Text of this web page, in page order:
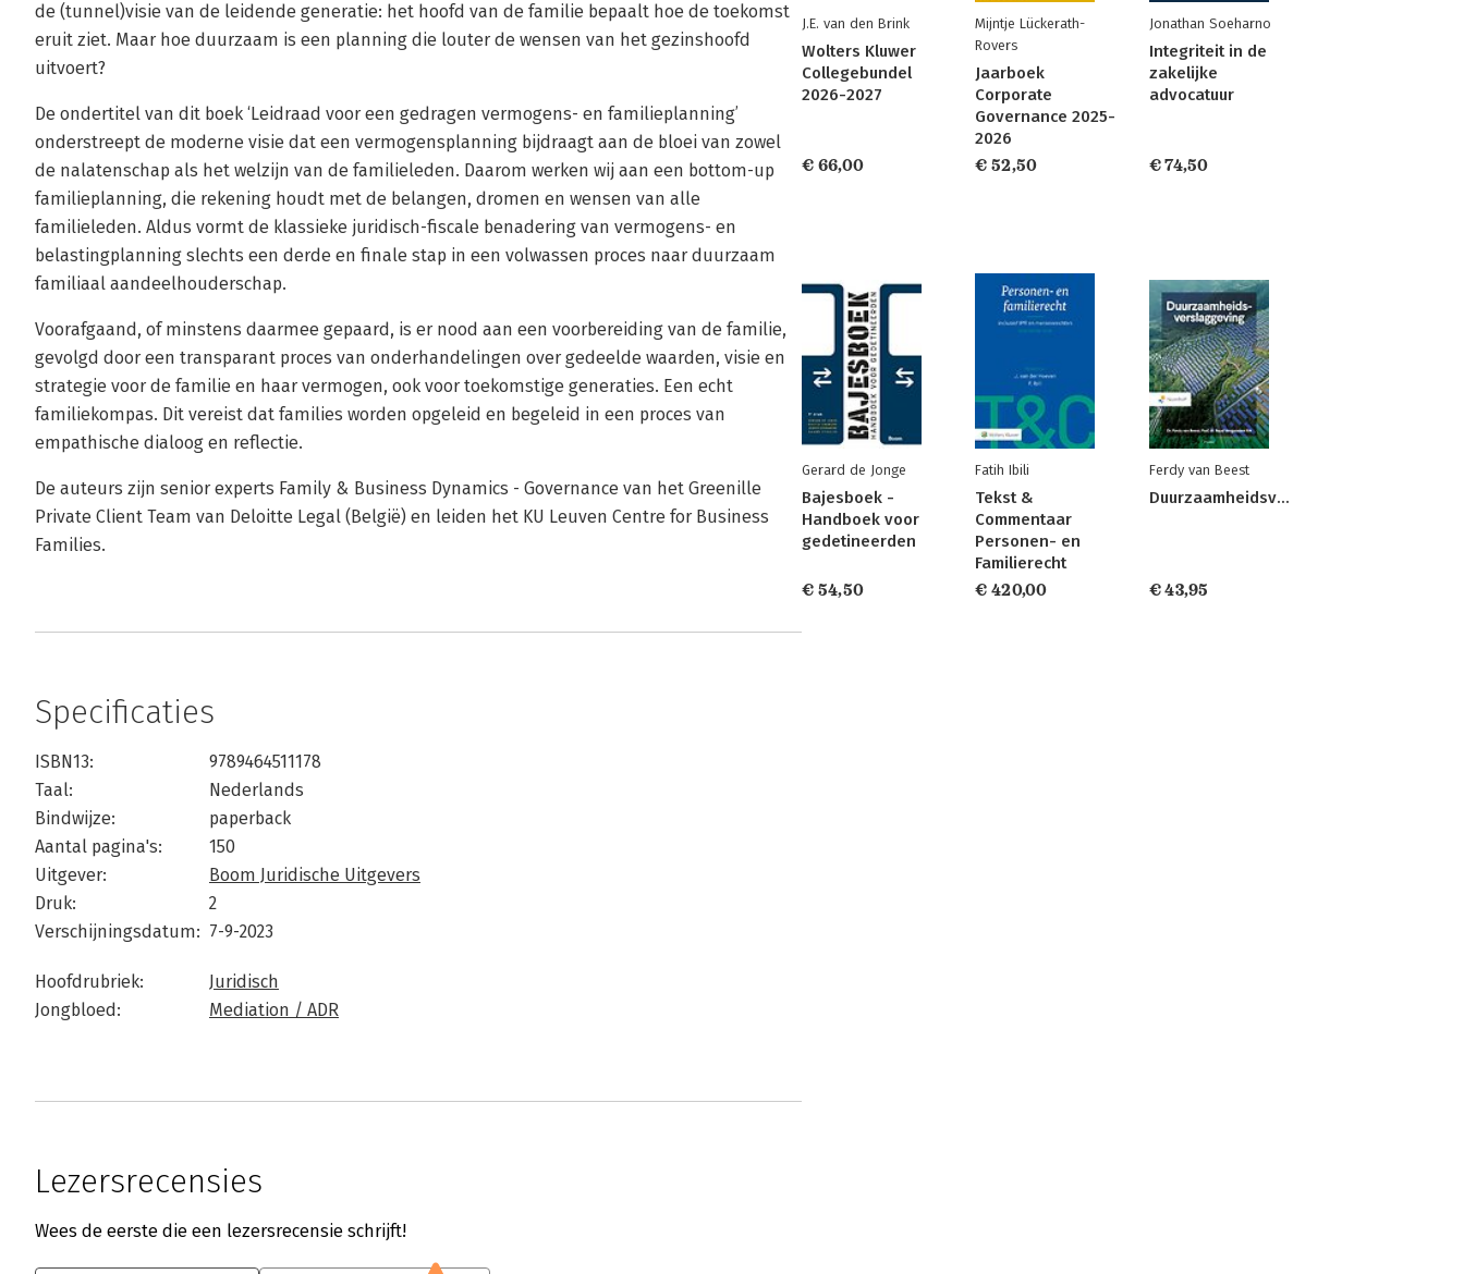
de (tunnel)visie van de leidende generatie: het hoofd van de familie bepaalt hoe de toekomst
eruit ziet. Maar hoe duurzaam is een planning die louter de wensen van het gezinshoofd
uitvoert?
De ondertitel van dit boek ‘Leidraad voor een gedragen vermogens- en familieplanning’
onderstreept de moderne visie dat een vermogensplanning bijdraagt aan de bloei van zowel
de nalatenschap als het welzijn van de familieleden. Daarom werken wij aan een bottom-up
familieplanning, die rekening houdt met de belangen, dromen en wensen van alle
familieleden. Aldus vormt de klassieke juridisch-fiscale benadering van vermogens- en
belastingplanning slechts een derde en finale stap in een volwassen proces naar duurzaam
familiaal aandeelhouderschap.
Voorafgaand, of minstens daarmee gepaard, is er nood aan een voorbereiding van de familie,
gevolgd door een transparant proces van onderhandelingen over gedeelde waarden, visie en
strategie voor de familie en haar vermogen, ook voor toekomstige generaties. Een echt
familiekompas. Dit vereist dat families worden opgeleid en begeleid in een proces van
empathische dialoog en reflectie.
De auteurs zijn senior experts Family & Business Dynamics - Governance van het Greenille
Private Client Team van Deloitte Legal (België) en leiden het KU Leuven Centre for Business
Families.
Specificaties
ISBN13:
9789464511178
Taal:
Nederlands
Bindwijze:
paperback
Aantal pagina's:
150
Uitgever:
Boom Juridische Uitgevers
Druk:
2
Verschijningsdatum: 7-9-2023
Hoofdrubriek:
Juridisch
Jongbloed:
Mediation / ADR
Lezersrecensies
Wees de eerste die een lezersrecensie schrijft!
J.E. van den Brink
Wolters Kluwer
Collegebundel
2026-2027
€ 66,00
Mijntje Lückerath-
Rovers
Jaarboek
Corporate
Governance 2025-
2026
€ 52,50
Jonathan Soeharno
Integriteit in de
zakelijke
advocatuur
€ 74,50
Gerard de Jonge
Bajesboek -
Handboek voor
gedetineerden
€ 54,50
Fatih Ibili
Tekst &
Commentaar
Personen- en
Familierecht
€ 420,00
Ferdy van Beest
Duurzaamheidsverslaggeving
€ 43,95